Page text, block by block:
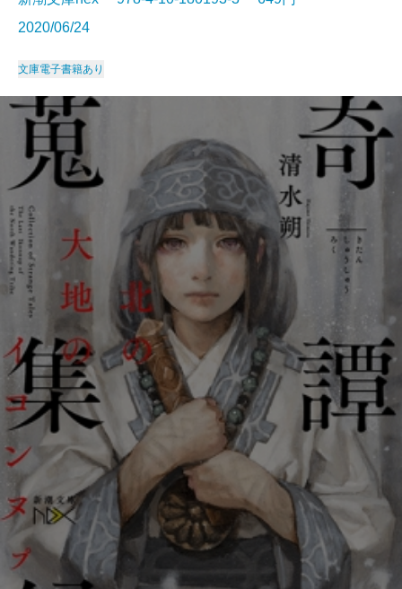
2020/06/24
文庫電子書籍あり